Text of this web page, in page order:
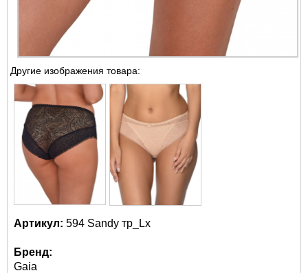
Другие изображения товара:
Артикул: 594 Sandy тр_Lx
Бренд:
Gaia